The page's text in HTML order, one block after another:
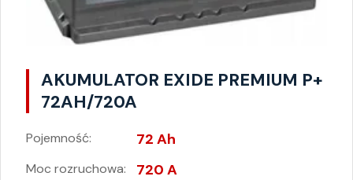
AKUMULATOR EXIDE PREMIUM P+
72AH/720A
Pojemność: 72 Ah
Moc rozruchowa: 720 A